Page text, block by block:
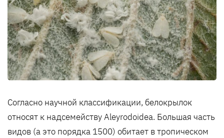
Согласно научной классификации, белокрылок
относят к надсемейству Aleyrodoidea. Большая часть
видов (а это порядка 1500) обитает в тропическом